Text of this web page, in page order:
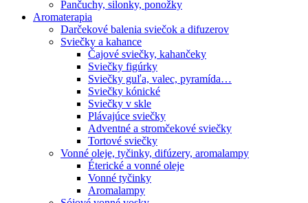
Pančuchy, silonky, ponožky
Aromaterapia
Darčekové balenia sviečok a difuzerov
Sviečky a kahance
Čajové sviečky, kahančeky
Sviečky figúrky
Sviečky guľa, valec, pyramída…
Sviečky kónické
Sviečky v skle
Plávajúce sviečky
Adventné a stromčekové sviečky
Tortové sviečky
Vonné oleje, tyčinky, difúzery, aromalampy
Éterické a vonné oleje
Vonné tyčinky
Aromalampy